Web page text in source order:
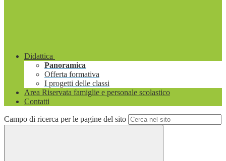
Didattica
Panoramica
Offerta formativa
I progetti delle classi
Area Riservata famiglie e personale scolastico
Contatti
Campo di ricerca per le pagine del sito